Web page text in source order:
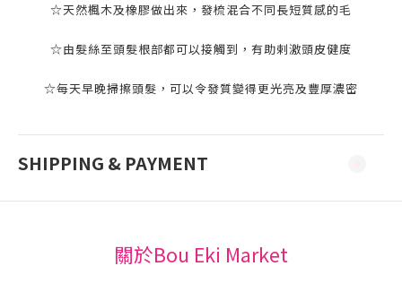
☆天然楓木及橡膠做出來 ， 發梳混合不同長短質感的毛
☆由髮絲至頭髮根部都可以接觸到 ， 有助剌激頭皮健度
☆每天早晚掃擦頭髮 ， 可以令發質變得更光亮及豐厚濃密
SHIPPING & PAYMENT
關於Bou Eki Market